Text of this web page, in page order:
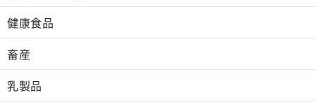
健康食品
畜産
乳製品